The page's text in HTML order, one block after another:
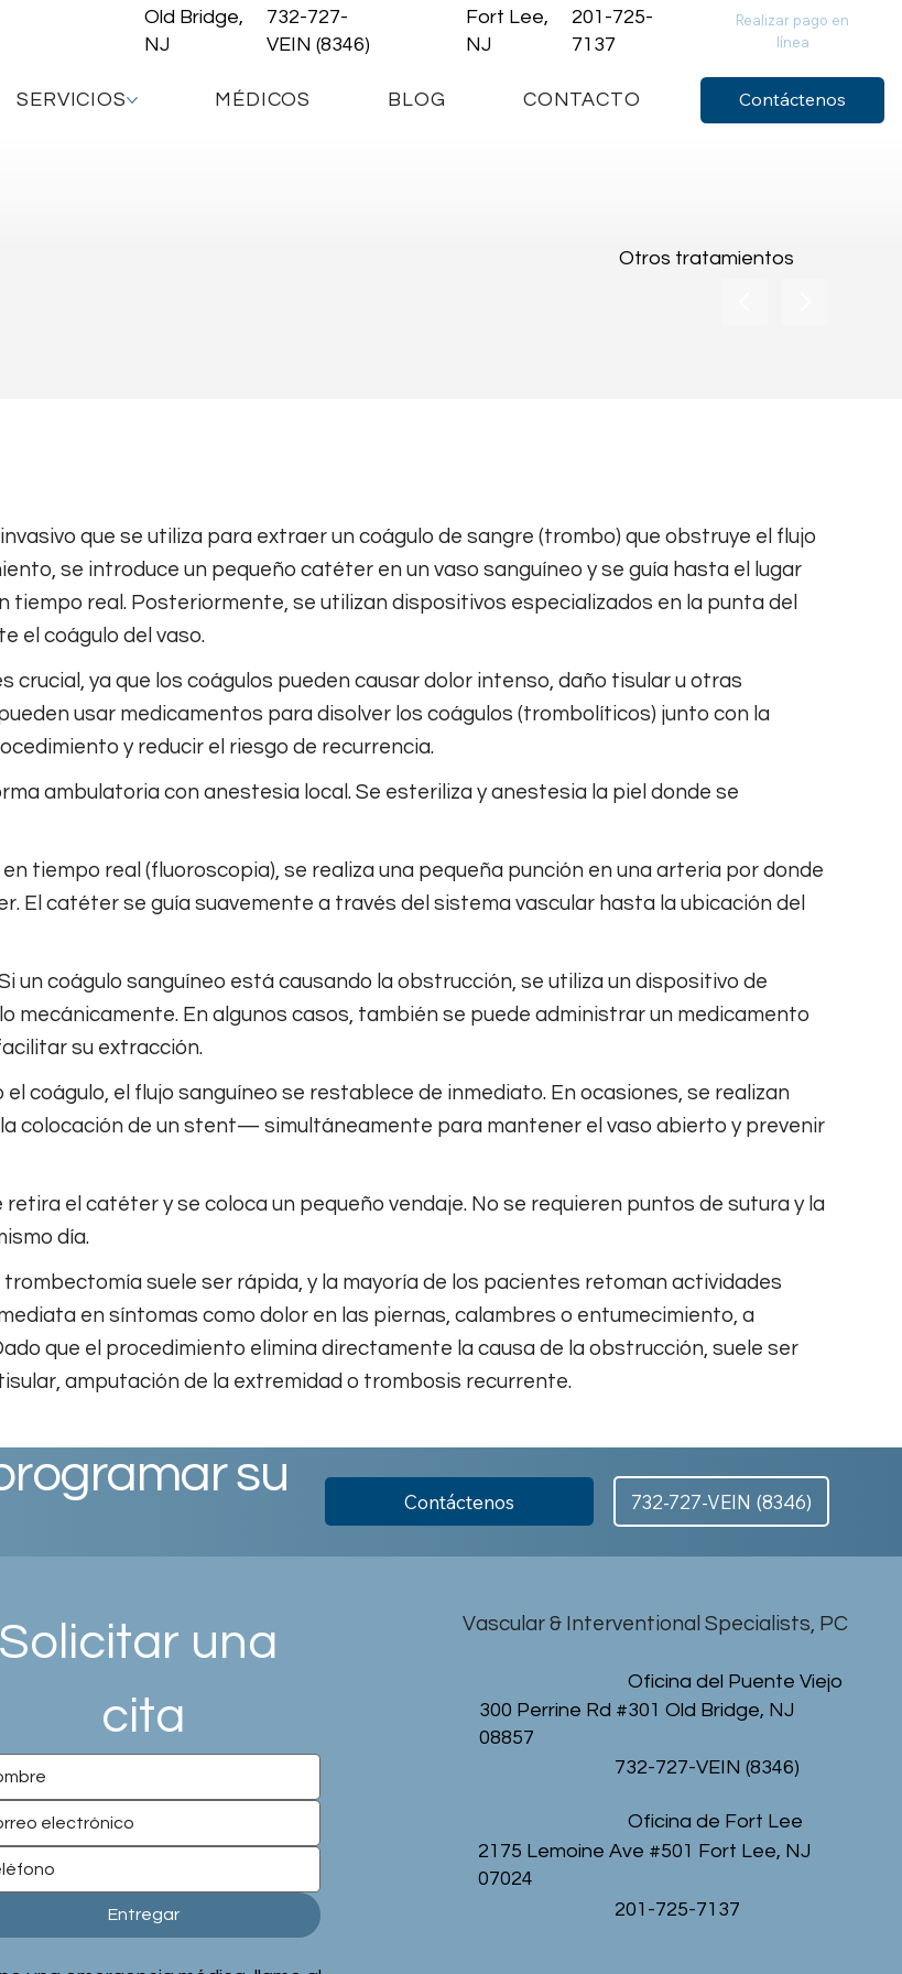
Old Bridge,
NJ
732-727-
VEIN (8346)
Fort Lee,
NJ
201-725-
7137
Realizar pago en
línea
SERVICIOS MÉDICOS BLOG CONTACTO Contáctenos
Otros tratamientos
que se utiliza para extraer un coágulo de sangre (trombo) que obstruye el flujo
se introduce un pequeño catéter en un vaso sanguíneo y se guía hasta el lugar
real. Posteriormente, se utilizan dispositivos especializados en la punta del
el coágulo del vaso.
ya que los coágulos pueden causar dolor intenso, daño tisular u otras
usar medicamentos para disolver los coágulos (trombolíticos) junto con la
y reducir el riesgo de recurrencia.
ambulatoria con anestesia local. Se esteriliza y anestesia la piel donde se
tiempo real (fluoroscopia), se realiza una pequeña punción en una arteria por donde
El catéter se guía suavemente a través del sistema vascular hasta la ubicación del
un coágulo sanguíneo está causando la obstrucción, se utiliza un dispositivo de
En algunos casos, también se puede administrar un medicamento
su extracción.
coágulo, el flujo sanguíneo se restablece de inmediato. En ocasiones, se realizan
colocación de un stent— simultáneamente para mantener el vaso abierto y prevenir
el catéter y se coloca un pequeño vendaje. No se requieren puntos de sutura y la
día.
suele ser rápida, y la mayoría de los pacientes retoman actividades
en síntomas como dolor en las piernas, calambres o entumecimiento, a
que el procedimiento elimina directamente la causa de la obstrucción, suele ser
amputación de la extremidad o trombosis recurrente.
su
Contáctenos 732-727-VEIN (8346)
Solicitar una
cita
Entregar
Vascular & Interventional Specialists, PC
Oficina del Puente Viejo
300 Perrine Rd #301 Old Bridge, NJ
08857
732-727-VEIN (8346)
Oficina de Fort Lee
2175 Lemoine Ave #501 Fort Lee, NJ
07024
201-725-7137